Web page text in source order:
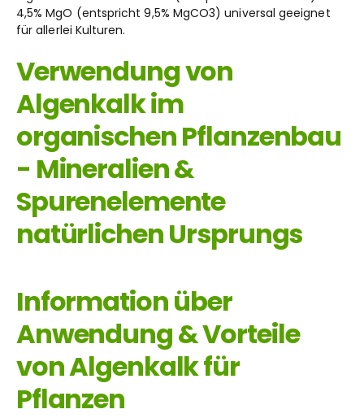
4,5% MgO (entspricht 9,5% MgCO3) universal geeignet
für allerlei Kulturen.
Verwendung von
Algenkalk im
organischen Pflanzenbau
- Mineralien &
Spurenelemente
natürlichen Ursprungs
Information über
Anwendung & Vorteile
von Algenkalk für
Pflanzen